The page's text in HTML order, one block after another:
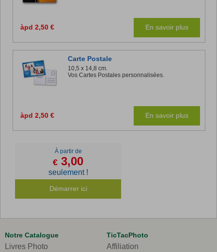
àpd 2,50 € En savoir plus
Carte Postale
10,5 x 14,8 cm.
Vos Cartes Postales personnalisées.
àpd 2,50 € En savoir plus
À partir de
€ 3,00
seulement !
Démarrer ici
Notre Catalogue
Livres Photo
TicTacPhoto
Affiliation